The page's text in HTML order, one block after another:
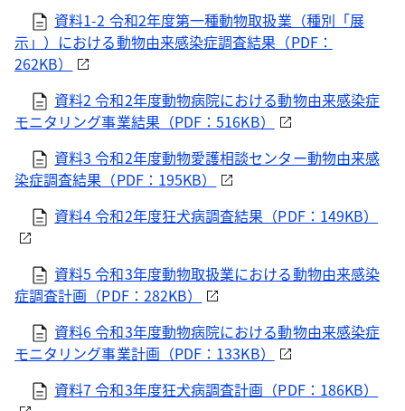
資料1-2 令和2年度第一種動物取扱業（種別「展
示」）における動物由来感染症調査結果（PDF：
262KB）
資料2 令和2年度動物病院における動物由来感染症
モニタリング事業結果（PDF：516KB）
資料3 令和2年度動物愛護相談センター動物由来感
染症調査結果（PDF：195KB）
資料4 令和2年度狂犬病調査結果（PDF：149KB）
資料5 令和3年度動物取扱業における動物由来感染
症調査計画（PDF：282KB）
資料6 令和3年度動物病院における動物由来感染症
モニタリング事業計画（PDF：133KB）
資料7 令和3年度狂犬病調査計画（PDF：186KB）